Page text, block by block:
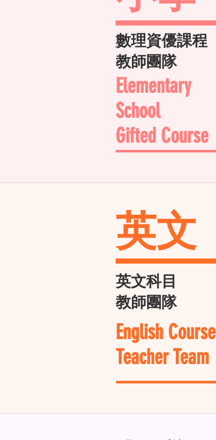
數理資優課程
教師團隊
Elementary
School
Gifted Course
英文
英文科目
教師團隊
English Course
Teacher Team